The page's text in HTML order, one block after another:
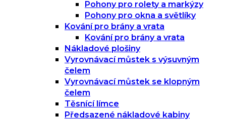
Pohony pro rolety a markýzy
Pohony pro okna a světlíky
Kování pro brány a vrata
Kování pro brány a vrata
Nákladové plošiny
Vyrovnávací můstek s výsuvným
čelem
Vyrovnávací můstek se klopným
čelem
Těsnící límce
Předsazené nákladové kabiny